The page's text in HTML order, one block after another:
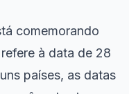
comemorando
refere à data de 28
países, as datas